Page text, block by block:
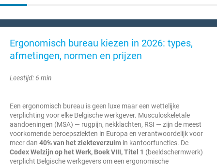
Ergonomisch bureau kiezen in 2026: types,
afmetingen, normen en prijzen
Leestijd: 6 min
Een ergonomisch bureau is geen luxe maar een wettelijke
verplichting voor elke Belgische werkgever. Musculoskeletale
aandoeningen (MSA) — rugpijn, nekklachten, RSI — zijn de meest
voorkomende beroepsziekten in Europa en verantwoordelijk voor
meer dan 40% van het ziekteverzuim in kantoorfuncties. De
Codex Welzijn op het Werk, Boek VIII, Titel 1 (beeldschermwerk)
verplicht Belgische werkgevers om een ergonomische